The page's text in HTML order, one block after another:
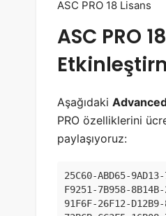
ASC PRO 18 Lisans
ASC PRO
Aşağıdaki
PRO özelliklerini
paylaşıyoruz:
25C60-ABD65-
F9251-7B958-
91F6F-26F12-